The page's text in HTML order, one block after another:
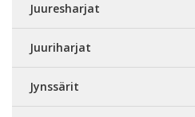
Juuresharjat
Juuriharjat
Jynssärit